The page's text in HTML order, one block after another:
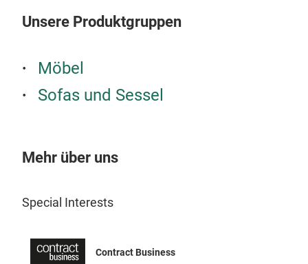
Unsere Produktgruppen
Möbel
Sofas und Sessel
Mehr über uns
Special Interests
Contract Business